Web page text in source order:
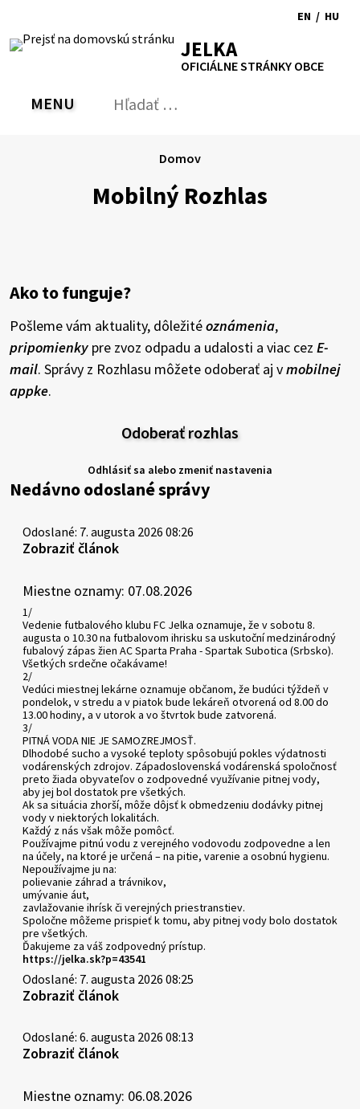
obsah
RSS MapaTlačiť
Zvýšiť
kontrast
písmapísma
EN
to
/ HU
JELKA
OFICIÁLNE STRÁNKY OBCE
PREPNÚŤ
MENU Hľadať:
Mobilný Rozhlas
Domov
Ako to funguje?
Pošleme vám aktuality, dôležitéoznámenia,
pripomienky pre zvoz odpadu a udalosti a viac cez E-
mail. Správy z Rozhlasu môžete odoberať aj vmobilnej
appke.
Odoberať rozhlas
Odhlásiť sa alebo zmeniť nastavenia
Nedávno odoslané správy
Odoslané: 7. augusta 2026 08:26
Zobraziť článok
Miestne oznamy: 07.08.2026
1/
Vedenie futbalového klubu FC Jelka oznamuje, že v sobotu 8.
augusta o 10.30 na futbalovom ihrisku sa uskutoční medzinárodný
fubalový zápas žien AC Sparta Praha - Spartak Subotica (Srbsko).
Všetkých srdečne očakávame!
2/
Vedúci miestnej lekárne oznamuje občanom, že budúci týždeň v
pondelok, v stredu a v piatok bude lekáreň otvorená od 8.00 do
13.00 hodiny, a v utorok a vo štvrtok bude zatvorená.
3/
PITNÁ VODA NIE JE SAMOZREJMOSŤ.
Dlhodobé sucho a vysoké teploty spôsobujú pokles výdatnosti
vodárenských zdrojov. Západoslovenská vodárenská spoločnosť
preto žiada obyvateľov o zodpovedné využívanie pitnej vody,
aby jej bol dostatok pre všetkých.
Ak sa situácia zhorší, môže dôjsť k obmedzeniu dodávky pitnej
vody v niektorých lokalitách.
Každý z nás však môže pomôcť.
Používajme pitnú vodu z verejného vodovodu zodpovedne a len
na účely, na ktoré je určená – na pitie, varenie a osobnú hygienu.
Nepoužívajme ju na:
polievanie záhrad a trávnikov,
umývanie áut,
zavlažovanie ihrísk či verejných priestranstiev.
Spoločne môžeme prispieť k tomu, aby pitnej vody bolo dostatok
pre všetkých.
Ďakujeme za váš zodpovedný prístup.
https://jelka.sk?p=43541
Odoslané: 7. augusta 2026 08:25
Zobraziť článok
Odoslané: 6. augusta 2026 08:13
Zobraziť článok
Miestne oznamy: 06.08.2026